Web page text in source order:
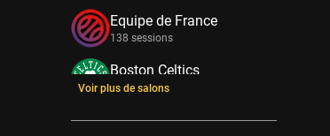
Equipe de France
138 sessions
Boston Celtics
133 sessions
New York Knicks
Voir plus de salons